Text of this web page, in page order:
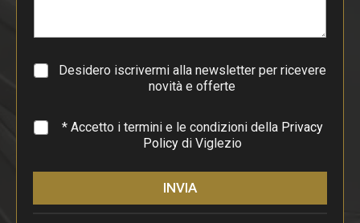
g
a
f
Desidero iscrivermi alla newsletter per ricevere
novità e offerte
* * Accetto i termini e le condizioni della Privacy
Policydi Viglezio
INVIA